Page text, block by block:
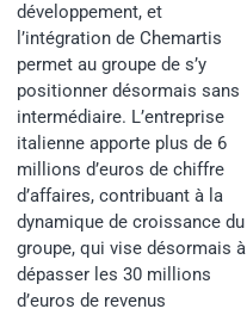
développement, et
l’intégration de Chemartis
permet au groupe de s’y
positionner désormais sans
intermédiaire. L’entreprise
italienne apporte plus de 6
millions d’euros de chiffre
d’affaires, contribuant à la
dynamique de croissance du
groupe, qui vise désormais à
dépasser les 30 millions
d’euros de revenus